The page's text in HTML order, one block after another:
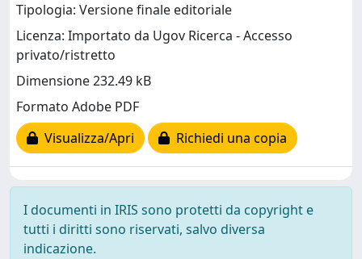
Tipologia: Versione finale editoriale
Licenza: Importato da Ugov Ricerca - Accesso
privato/ristretto
Dimensione 232.49 kB
Formato Adobe PDF
Visualizza/Apri
Richiedi una copia
I documenti in IRIS sono protetti da copyright e
tutti i diritti sono riservati, salvo diversa
indicazione.